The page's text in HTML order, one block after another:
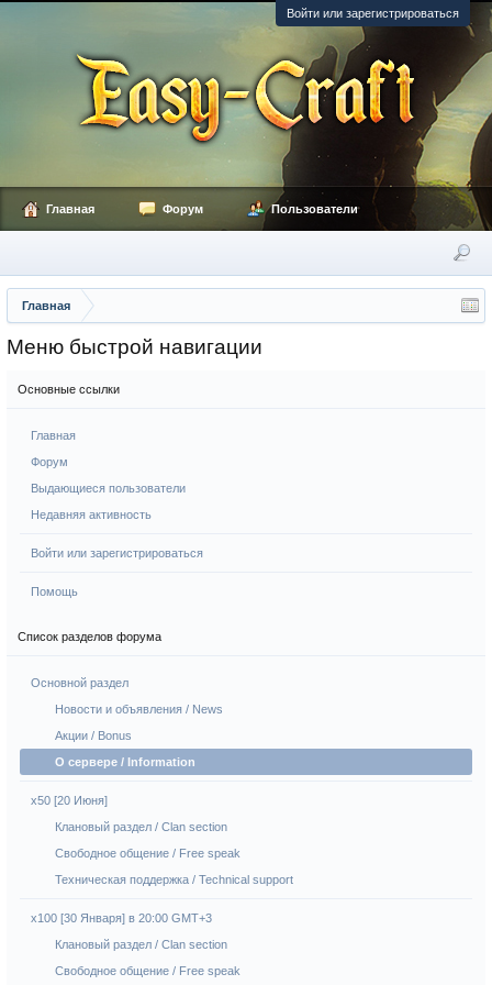
Войти или зарегистрироваться
Главная
Меню быстрой навигации
Основные ссылки
Главная
Форум
Выдающиеся пользователи
Недавняя активность
Войти или зарегистрироваться
Помощь
Список разделов форума
Основной раздел
Новости и объявления / News
Акции / Bonus
О сервере / Information
x50 [20 Июня]
Клановый раздел / Сlan section
Свободное общение / Free speak
Техническая поддержка / Technical support
х100 [30 Января] в 20:00 GMT+3
Клановый раздел / Сlan section
Свободное общение / Free speak
Главная Форум Пользователи